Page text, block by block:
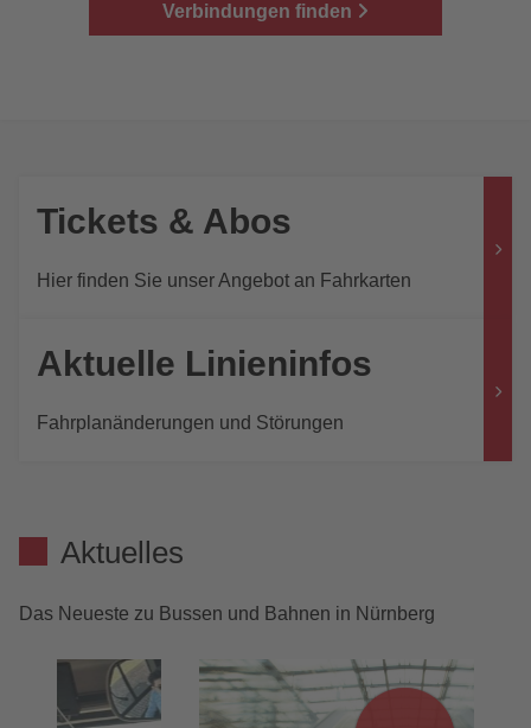
Verbindungen finden
Tickets & Abos
Hier finden Sie unser Angebot an Fahrkarten
Aktuelle Linieninfos
Fahrplanänderungen und Störungen
Aktuelles
Das Neueste zu Bussen und Bahnen in Nürnberg